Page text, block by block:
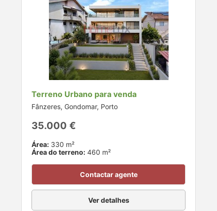
Terreno Urbano para venda
Fânzeres, Gondomar, Porto
35.000 €
Área: 330 m²
Área do terreno: 460 m²
Contactar agente
Ver detalhes